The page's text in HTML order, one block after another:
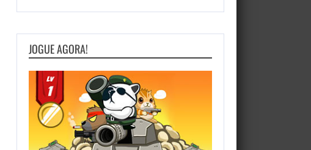
JOGUE AGORA!